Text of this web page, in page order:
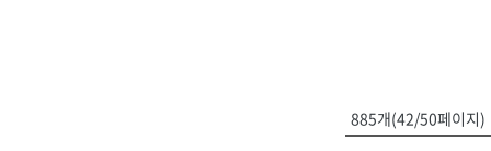
885개(42/50페이지)